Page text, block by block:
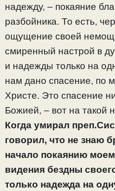
надежду, – покаяние
разбойника. То есть,
ощущение своей
смиренный настрой в
и надежды только на
нам дано спасение, по
Христе. Это спасение
Божией, – вот на такой
Когда умирал
говорил, что не знаю
начало покаянию
видения бездны
только надежда на